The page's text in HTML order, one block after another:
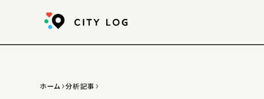
ホーム 分析記事